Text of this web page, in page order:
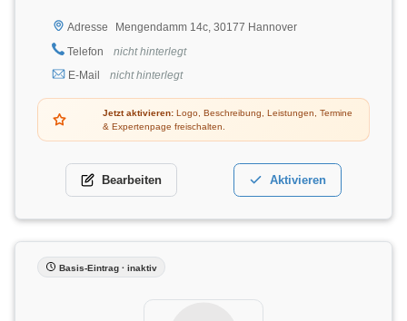
Adresse
Mengendamm 14c, 30177 Hannover
Telefon
nicht hinterlegt
E-Mail
nicht hinterlegt
Jetzt aktivieren: Logo, Beschreibung, Leistungen, Termine
& Expertenpage freischalten.
Bearbeiten Aktivieren
Basis-Eintrag · inaktiv